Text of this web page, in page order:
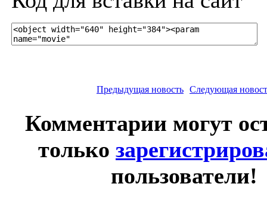
Предыдущая новость Следующая
Комментарии могут
только
пользователи!